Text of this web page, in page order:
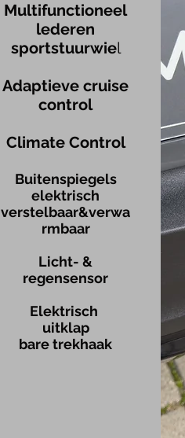
Multifunctioneel
lederen
sportstuurwiel
Adaptieve cruise
control
Climate Control
Buitenspiegels
elektrisch
verstelbaar&verwa
rmbaar
Licht- &
regensensor
Elektrisch
uitklap
bare trekhaak